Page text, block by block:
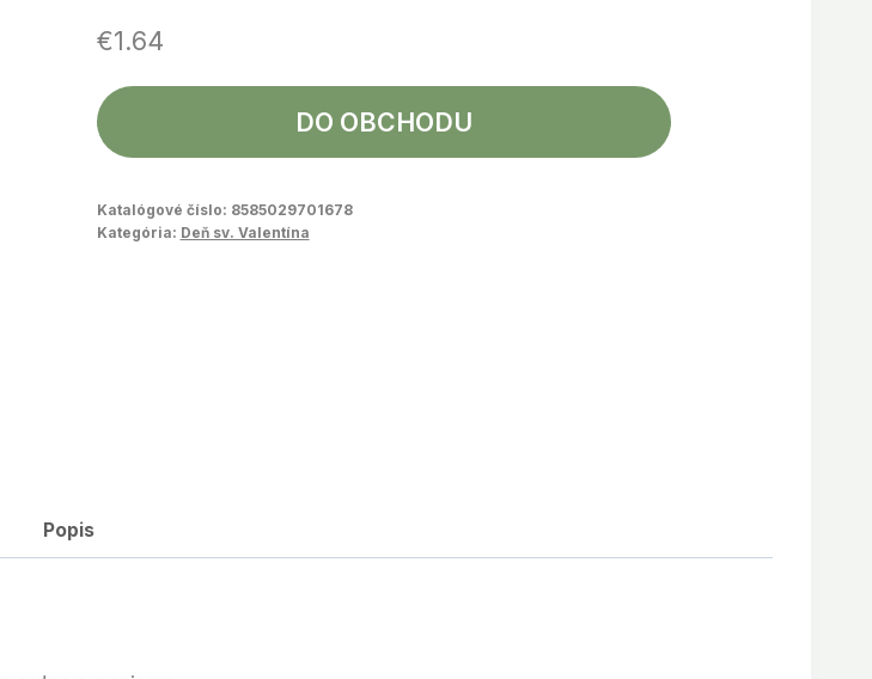
€1.64
DO OBCHODU
Katalógové číslo: 8585029701678
Kategória: Deň sv. Valentína
Popis